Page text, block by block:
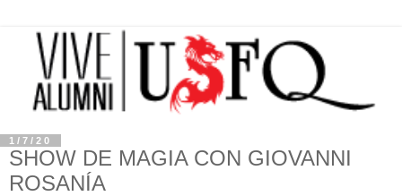
1/7/20
SHOW DE MAGIA CON GIOVANNI
ROSANÍA